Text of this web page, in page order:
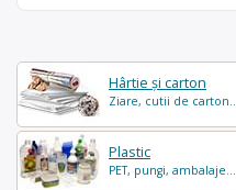
Hârtie și carton
Ziare, cutii de carton...
Plastic
PET, pungi, ambalaje...